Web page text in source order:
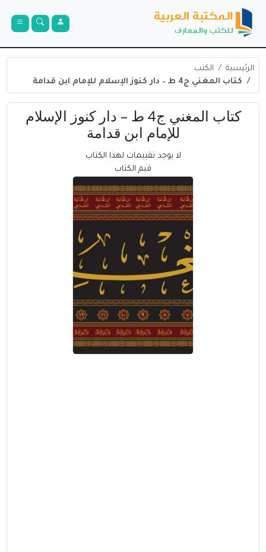
الرئيسية
الكتب
كتاب المغني ج4 ط – دار كنوز الإسلام للإمام ابن قدامة
كتاب المغني ج4 ط – دار كنوز الإسلام
للإمام ابن قدامة
لا يوجد تقييمات لهذا الكتاب
قيم الكتاب